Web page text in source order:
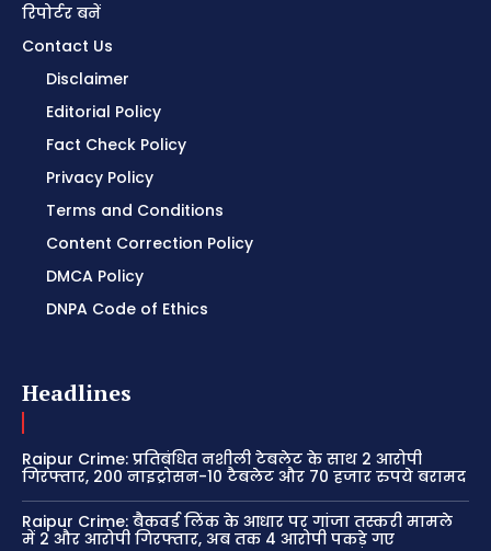
रिपोर्टर बनें
Contact Us
Disclaimer
Editorial Policy
Fact Check Policy
Privacy Policy
Terms and Conditions
Content Correction Policy
DMCA Policy
DNPA Code of Ethics
Headlines
Raipur Crime: प्रतिबंधित नशीली टेबलेट के साथ 2 आरोपी
गिरफ्तार, 200 नाइट्रोसन-10 टैबलेट और 70 हजार रुपये बरामद
Raipur Crime: बैकवर्ड लिंक के आधार पर गांजा तस्करी मामले
में 2 और आरोपी गिरफ्तार, अब तक 4 आरोपी पकड़े गए